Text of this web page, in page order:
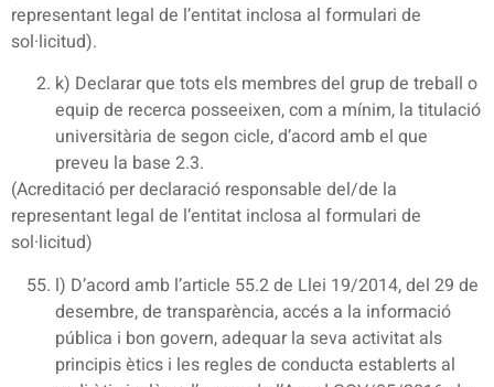
representant legal de l’entitat inclosa al formulari de
sol·licitud).
k) Declarar que tots els membres del grup de treball o
equip de recerca posseeixen, com a mínim, la titulació
universitària de segon cicle, d’acord amb el que
preveu la base 2.3.
(Acreditació per declaració responsable del/de la
representant legal de l’entitat inclosa al formulari de
sol·licitud)
l) D’acord amb l’article 55.2 de Llei 19/2014, del 29 de
desembre, de transparència, accés a la informació
pública i bon govern, adequar la seva activitat als
principis ètics i les regles de conducta establerts al